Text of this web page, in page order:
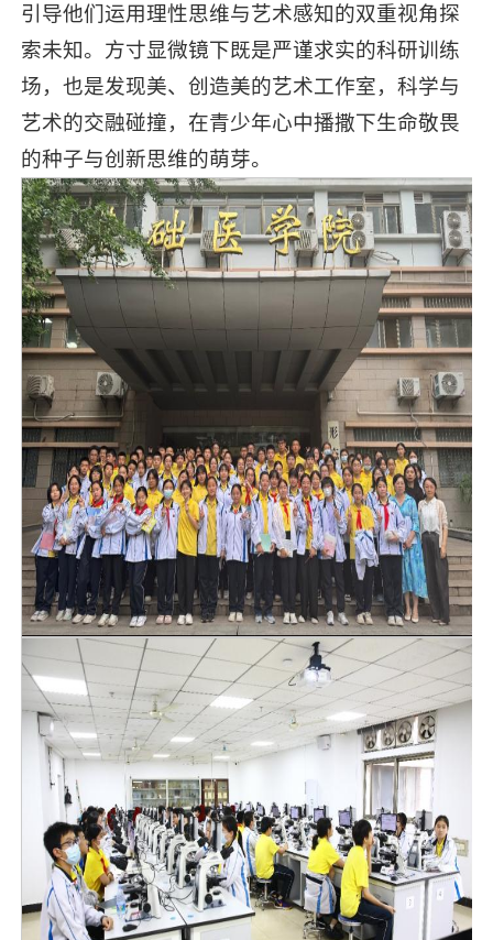
引导他们运用理性思维与艺术感知的双重视角探
索未知。方寸显微镜下既是严谨求实的科研训练
场，也是发现美、创造美的艺术工作室，科学与
艺术的交融碰撞，在青少年心中播撒下生命敬畏
的种子与创新思维的萌芽。